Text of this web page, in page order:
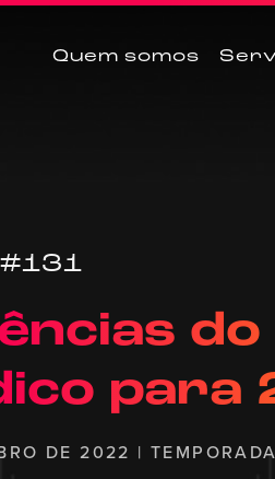
Quem somos
para
DE 2022 |